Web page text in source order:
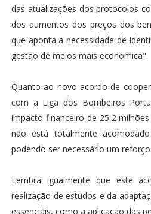
das atualizações dos protocolos
dos aumentos dos preços dos
que aponta a necessidade de
gestão de meios mais económica".
Quanto ao novo acordo de
com a Liga dos Bombeiros
impacto financeiro de 25,2
não está totalmente
podendo ser necessário um
Lembra igualmente que este
realização de estudos e da
essenciais, como a aplicação das